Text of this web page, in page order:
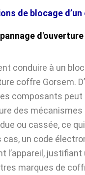
de blocage
conduire à un
coffre Gorsem.
composants peut
des mécanismes
ou cassée, ce
cas, un code
l’appareil,
marques de